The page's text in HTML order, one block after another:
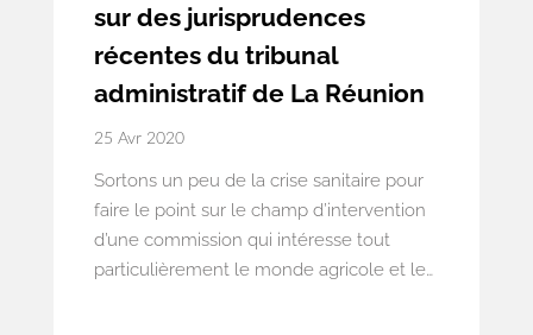
sur des jurisprudences
récentes du tribunal
administratif de La Réunion
25 Avr 2020
Sortons un peu de la crise sanitaire pour
faire le point sur le champ d’intervention
d’une commission qui intéresse tout
particulièrement le monde agricole et les